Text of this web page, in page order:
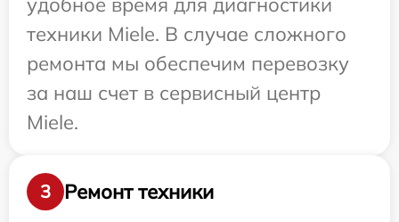
техники Miele. В случае сложного
ремонта мы обеспечим перевозку
за наш счет в сервисный центр
Miele.
3
Ремонт техники